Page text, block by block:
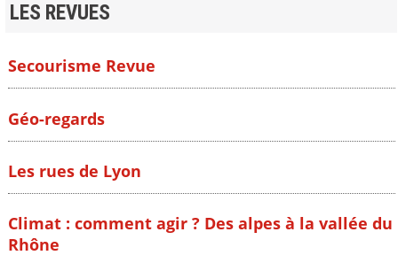
LES REVUES
Secourisme Revue
Géo-regards
Les rues de Lyon
Climat : comment agir ? Des alpes à la vallée du
Rhône